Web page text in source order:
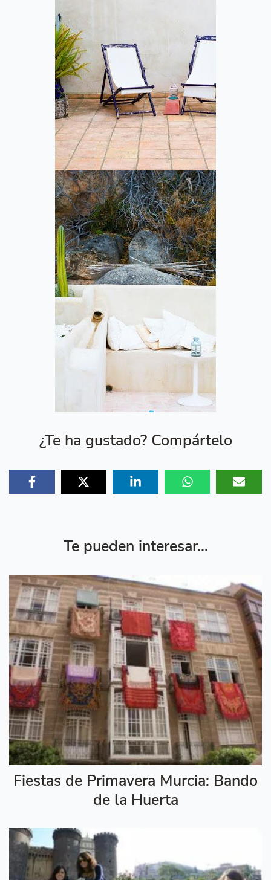
¿Te ha gustado? Compártelo
Te pueden interesar...
Fiestas de Primavera Murcia: Bando
de la Huerta